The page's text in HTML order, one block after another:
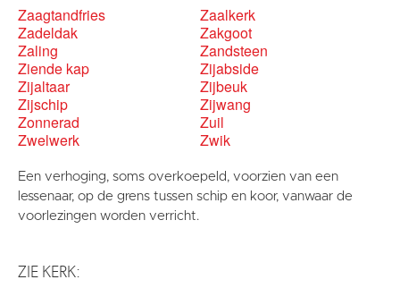
Zaagtandfries
Zaalkerk
Zadeldak
Zakgoot
Zaling
Zandsteen
Ziende kap
Zijabside
Zijaltaar
Zijbeuk
Zijschip
Zijwang
Zonnerad
Zuil
Zwelwerk
Zwik
Een verhoging, soms overkoepeld, voorzien van een
lessenaar, op de grens tussen schip en koor, vanwaar de
voorlezingen worden verricht.
ZIE KERK: